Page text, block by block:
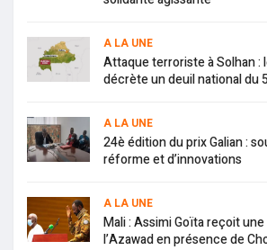
A LA UNE
Attaque terroriste à Solhan :
décrète un deuil national du
A LA UNE
24è édition du prix Galian :
réforme et d’innovations
A LA UNE
Mali : Assimi Goïta reçoit
l’Azawad en présence de